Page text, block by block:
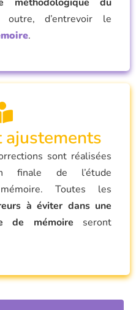
d’entrevoir le
.
sont réalisées
finale de l’étude
Toutes les
à éviter dans une
de mémoire seront